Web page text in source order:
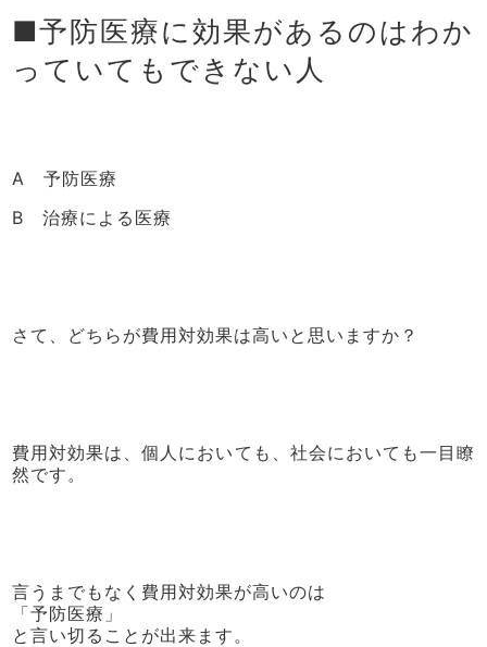
■予防医療に効果があるのはわか
っていてもできない人
A 予防医療
B 治療による医療
さて、どちらが費用対効果は高いと思いますか？
費用対効果は、個人においても、社会においても一目瞭
然です。
言うまでもなく費用対効果が高いのは
「予防医療」
と言い切ることが出来ます。